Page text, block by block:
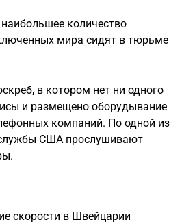
количество
мира сидят в тюрьме
в котором нет ни одного
и размещено оборудывание
компаний. По одной из
США прослушивают
скорости в Швейцарии